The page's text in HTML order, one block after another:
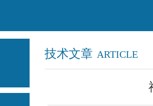
技术文章 ARTICLE